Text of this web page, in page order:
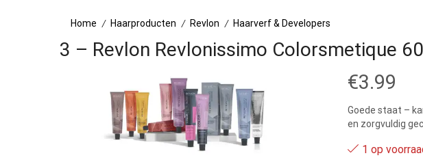
Home / Haarproducten / Revlon / Haarverf & Developers
3 – Revlon Revlonissimo Colorsmetique
€3.99
Goede staat –
en zorgvuldig
1 op